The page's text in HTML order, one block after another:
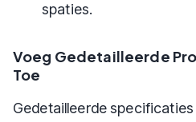
spaties.
Voeg Gedetailleerde
Toe
Gedetailleerde